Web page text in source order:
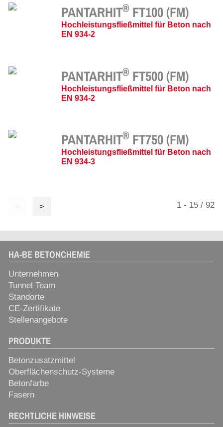
PANTARHIT® FT100 (FM)
Hochleistungsfließmittel für Beton nach
EN 934-2
PANTARHIT® FT500 (FM)
Hochleistungsfließmittel für Beton nach
EN 934-2
PANTARHIT® FT750 (FM)
Hochleistungsfließmittel für Beton nach
EN 934-3
> 1 - 15 / 92
HA-BE BETONCHEMIE
Unternehmen
Tunnel Team
Standorte
CE-Zertifikate
Stellenangebote
PRODUKTE
Betonzusatzmittel
Oberflächenschutz-Systeme
Betonfarbe
Fasern
RECHTLICHE HINWEISE